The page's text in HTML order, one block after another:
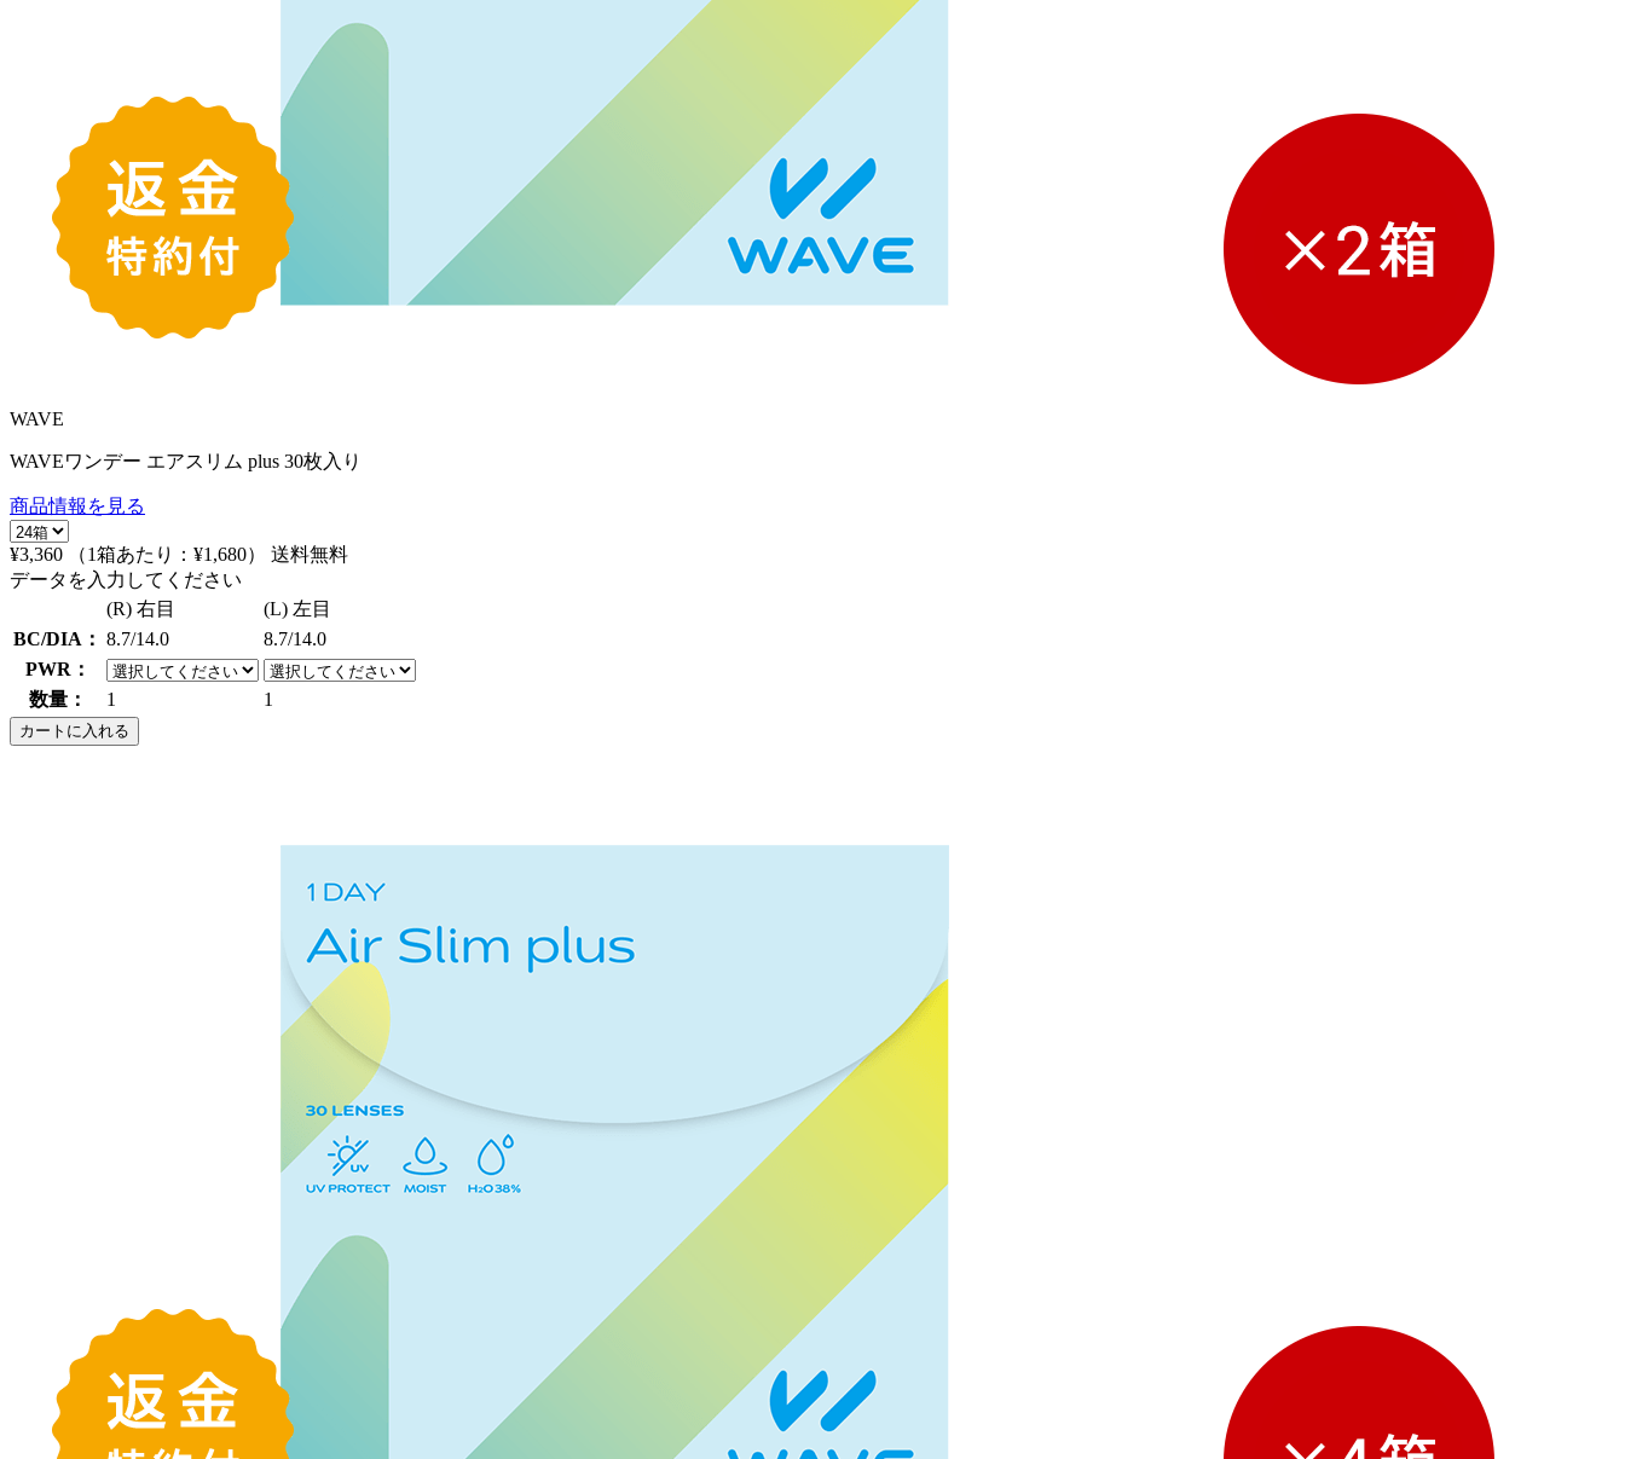
WAVE
WAVEワンデー エアスリム plus 30枚入り
商品情報を見る
¥3,360 （1箱あたり： ¥1,680）
送料無料
データを入力してください
(R) 右目
(L) 左目
BC/DIA： 8.7/14.0
8.7/14.0
PWR：
数量：
1 1
カートに入れる